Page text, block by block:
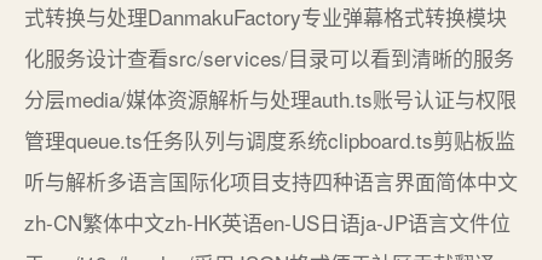
式转换与处理DanmakuFactory专业弹幕格式转换模块
化服务设计查看src/services/目录可以看到清晰的服务
分层media/媒体资源解析与处理auth.ts账号认证与权限
管理queue.ts任务队列与调度系统clipboard.ts剪贴板监
听与解析多语言国际化项目支持四种语言界面简体中文
zh-CN繁体中文zh-HK英语en-US日语ja-JP语言文件位